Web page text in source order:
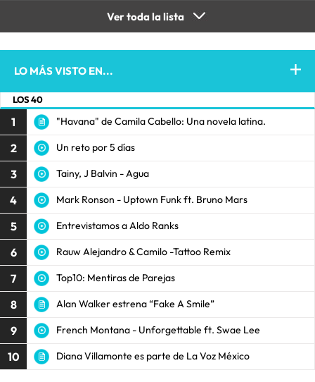
Ver toda la lista
LO MÁS VISTO EN...
LOS 40
1 "Havana" de Camila Cabello: Una novela latina.
2 Un reto por 5 días
3 Tainy, J Balvin - Agua
4 Mark Ronson - Uptown Funk ft. Bruno Mars
5 Entrevistamos a Aldo Ranks
6 Rauw Alejandro & Camilo -Tattoo Remix
7 Top10: Mentiras de Parejas
8 Alan Walker estrena “Fake A Smile”
9 French Montana - Unforgettable ft. Swae Lee
10 Diana Villamonte es parte de La Voz México